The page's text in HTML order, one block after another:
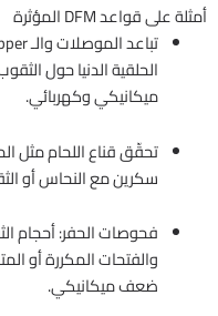
أمثلة على قواعد DFM المؤثرة
الحلقية الدنيا حول
ميكانيكي وكهربائي.
سكرين مع النحاس أو
فحوصات الحفر: أحجام
والفتحات المكررة أو
ضعف ميكانيكي.